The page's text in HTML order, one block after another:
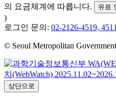
의 요금체계에 따릅니다.
유료
)
로그인 문의: 02-2126-4519, 4511
© Seoul Metropolitan
상단으로